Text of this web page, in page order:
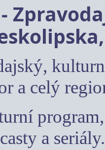
-
a celý
a seriály.